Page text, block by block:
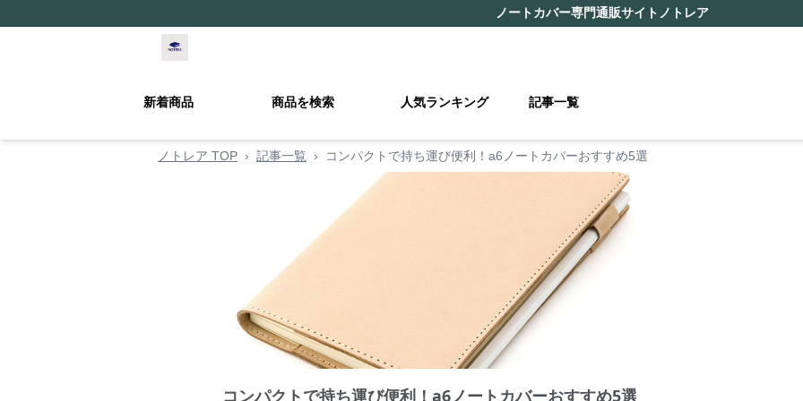
ノートカバー専門通販サイト ノトレア
新着商品 商品を検索 人気ランキング 記事一覧
ノトレア TOP › 記事一覧 › コンパクトで持ち運び便利！a6ノートカバーおすすめ5選
コンパクトで持ち運び便利！a6ノートカバーおすすめ5選